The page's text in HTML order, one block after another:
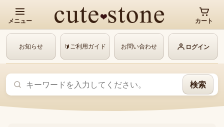
メニュー カート
お知らせ 🔰ご利用ガイド お問い合わせ ログイン
検索